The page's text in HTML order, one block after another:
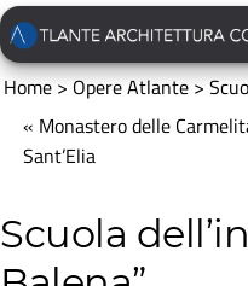
Home>Opere Atlante>
« Monastero delle
Sant’Elia
Scuola